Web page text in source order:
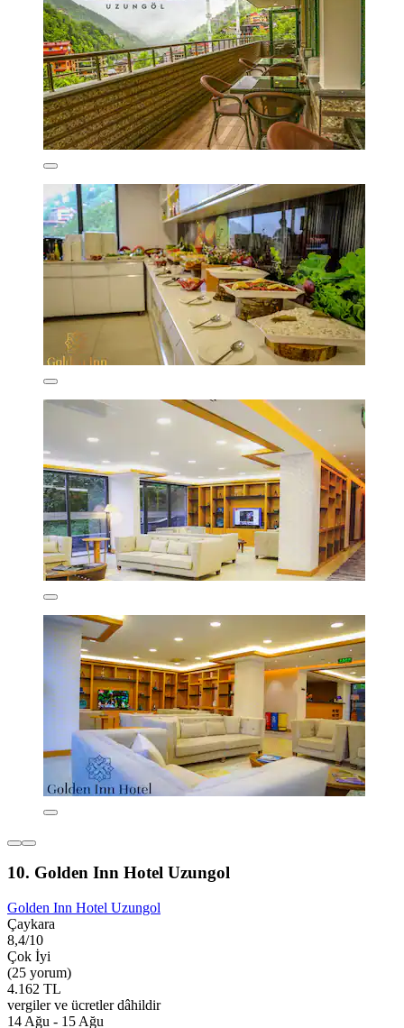
10. Golden Inn Hotel Uzungol
Golden Inn Hotel Uzungol
Çaykara
8,4/10
Çok İyi
(25 yorum)
4.162 TL
vergiler ve ücretler dâhildir
14 Ağu - 15 Ağu